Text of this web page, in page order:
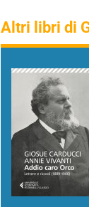
Altri libri di